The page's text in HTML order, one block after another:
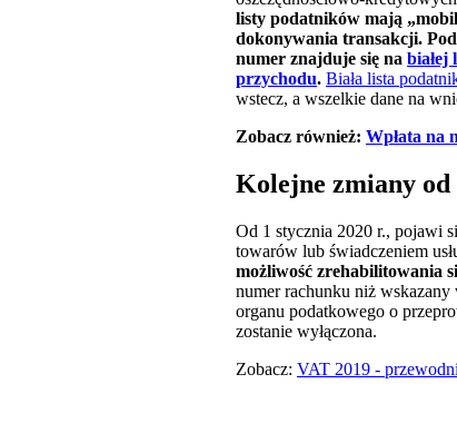
listy podatników mają
dokonywania transakcji.
numer znajduje się na białej
przychodu. Biała lista
wstecz, a wszelkie dane na
Zobacz również: Wpłata na
Kolejne zmiany od
Od 1 stycznia 2020 r., pojawi
towarów lub świadczeniem
możliwość zrehabilitowania
numer rachunku niż wskazany
organu podatkowego o
zostanie wyłączona.
Zobacz: VAT 2019 -